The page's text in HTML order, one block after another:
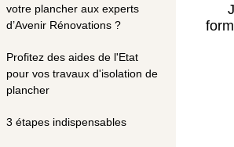
votre plancher aux experts
d’Avenir Rénovations ?
Profitez des aides de l'Etat
pour vos travaux d'isolation de
plancher
3 étapes indispensables